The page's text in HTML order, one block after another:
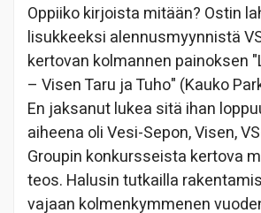
Oppiiko kirjoista mitään? Ostin
lisukkeeksi alennusmyynnistä
kertovan kolmannen painoksen
– Visen Taru ja Tuho" (Kauko
En jaksanut lukea sitä ihan
aiheena oli Vesi-Sepon, Visen,
Groupin konkursseista kertova
teos. Halusin tutkailla
vajaan kolmenkymmenen